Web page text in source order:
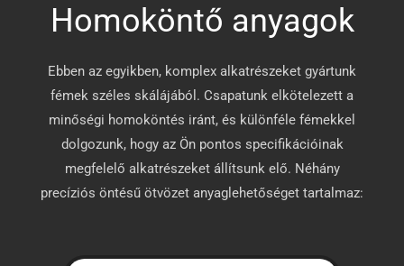
Homoköntő anyagok
Ebben az egyikben, komplex alkatrészeket gyártunk
fémek széles skálájából. Csapatunk elkötelezett a
minőségi homoköntés iránt, és különféle fémekkel
dolgozunk, hogy az Ön pontos specifikációinak
megfelelő alkatrészeket állítsunk elő. Néhány
precíziós öntésű ötvözet anyaglehetőséget tartalmaz: